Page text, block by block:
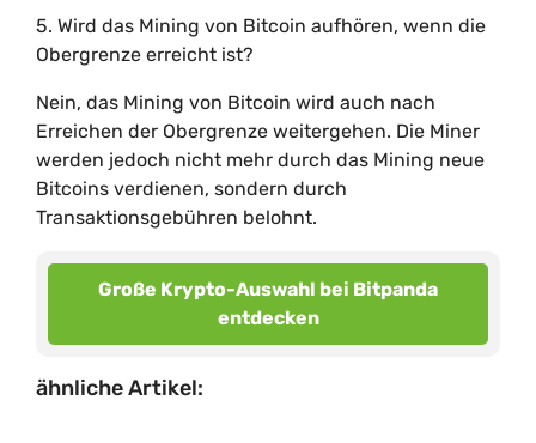
5. Wird das Mining von Bitcoin aufhören, wenn die
Obergrenze erreicht ist?
Nein, das Mining von Bitcoin wird auch nach
Erreichen der Obergrenze weitergehen. Die Miner
werden jedoch nicht mehr durch das Mining neue
Bitcoins verdienen, sondern durch
Transaktionsgebühren belohnt.
Große Krypto-Auswahl bei Bitpanda
entdecken
ähnliche Artikel: